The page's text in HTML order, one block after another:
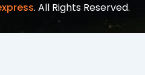
. All Rights Reserved.